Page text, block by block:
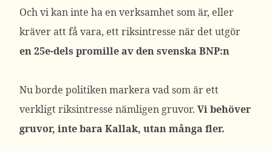
Och vi kan inte ha en verksamhet som är, eller
kräver att få vara, ett riksintresse när det utgör
en 25e-dels promille av den svenska BNP:n
Nu borde politiken markera vad som är ett
verkligt riksintresse nämligen gruvor. Vi behöver
gruvor, inte bara Kallak, utan många fler.